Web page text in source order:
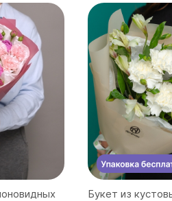
Букет из